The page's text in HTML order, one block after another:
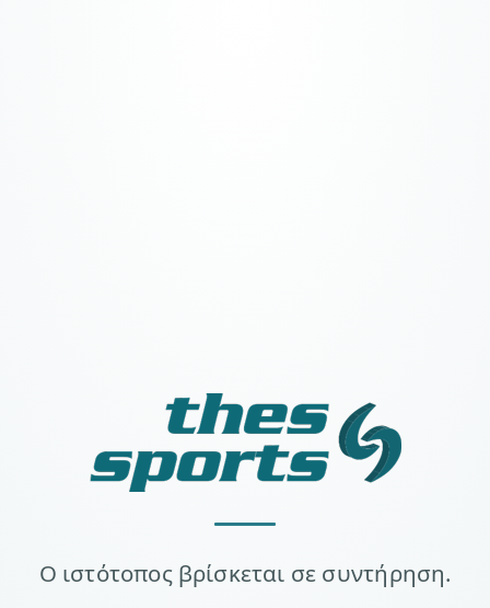
Ο ιστότοπος βρίσκεται σε συντήρηση.